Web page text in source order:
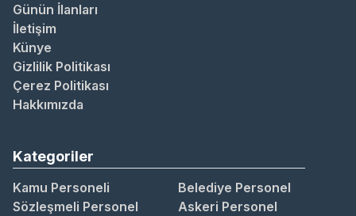
Günün İlanları
İletişim
Künye
Gizlilik Politikası
Çerez Politikası
Hakkımızda
Kategoriler
Kamu Personeli
Belediye Personel
Sözleşmeli Personel
Askeri Personel